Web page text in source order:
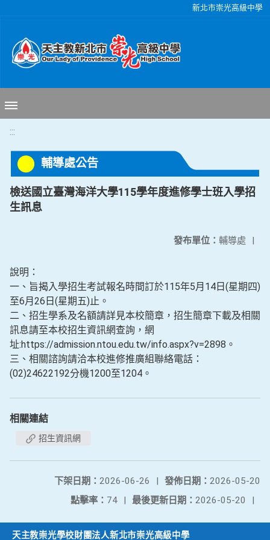
新北市崇光高級中學
:::
輔導處公告
檢送國立臺灣海洋大學115學年度進修學士班入學招
生訊息
發布單位： 輔導處 |
說明：
一、旨揭入學招生考試報名時間訂於115年5月14日(星期四)
至6月26日(星期五)止。
二、招生學系及名額請詳見本校簡章，招生簡章下載及相關
訊息請至本校招生資訊網查詢，網
址:https://admission.ntou.edu.tw/info.aspx?v=2898。
三、相關諮詢請洽本校進修推廣組聯絡電話：
(02)24622192分機1200至1204。
相關連結
招生資訊網
發佈日期： 2026-05-20
下架日期： 2026-06-26
|
最後更新日期： 2026-05-20 |
點擊率： 74 |
天主教崇光學校財團法人新北市崇光高級中學